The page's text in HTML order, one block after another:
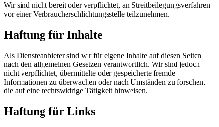
Wir sind nicht bereit oder verpflichtet, an Streitbeilegungsverfahren
vor einer Verbraucherschlichtungsstelle teilzunehmen.
Haftung für Inhalte
Als Diensteanbieter sind wir für eigene Inhalte auf diesen Seiten
nach den allgemeinen Gesetzen verantwortlich. Wir sind jedoch
nicht verpflichtet, übermittelte oder gespeicherte fremde
Informationen zu überwachen oder nach Umständen zu forschen,
die auf eine rechtswidrige Tätigkeit hinweisen.
Haftung für Links